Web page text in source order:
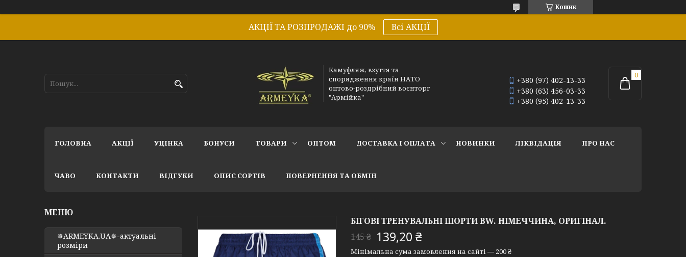
Кошик
АКЦІЇ ТА РОЗПРОДАЖІ до 90% Всі АКЦІЇ
Камуфляж, взуття та
спорядження країн НАТО
оптово-роздрібний воєнторг
"Армійка"
+380 (97) 402-13-33
+380 (63) 456-03-33
+380 (95) 402-13-33
ГОЛОВНА АКЦІЇ УЦІНКА БОНУСИ ТОВАРИ ОПТОМ ДОСТАВКА І ОПЛАТА НОВИНКИ ЛІКВІДАЦІЯ ПРО НАС
ЧАВО КОНТАКТИ ВІДГУКИ ОПИС СОРТІВ ПОВЕРНЕННЯ ТА ОБМІН
БІГОВІ ТРЕНУВАЛЬНІ ШОРТИ BW. НІМЕЧЧИНА, ОРИГІНАЛ.
145 ₴ 139,20 ₴
Мінімальна сума замовлення на сайті — 200 ₴
✵ARMEYKA.UA✵-актуальні
розміри